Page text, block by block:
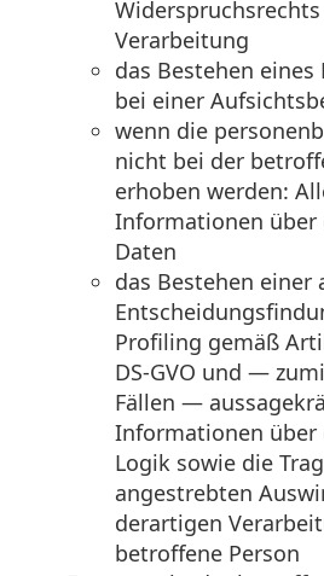
Verarbeitung
das Bestehen
bei einer
wenn die
nicht bei der
erhoben werden:
Informationen über
Daten
das Bestehen
Profiling gemäß
DS-GVO und —
Fällen —
Informationen über
Logik sowie die
angestrebten
derartigen
betroffene Person